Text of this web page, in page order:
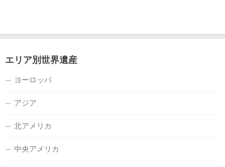
エリア別世界遺産
ヨーロッパ
アジア
北アメリカ
中央アメリカ